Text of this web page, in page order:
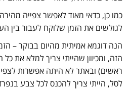
כמו כן, כדאי מאוד לאפשר צפייה
לגולשים את הזמן שלוקח לעבור בין
הנה דוגמא אמיתית מהיום בבוקר –
ראשים) ובאתר לא היתה אפשרות
לסל, הייתי צריך להכנס לכל צבע